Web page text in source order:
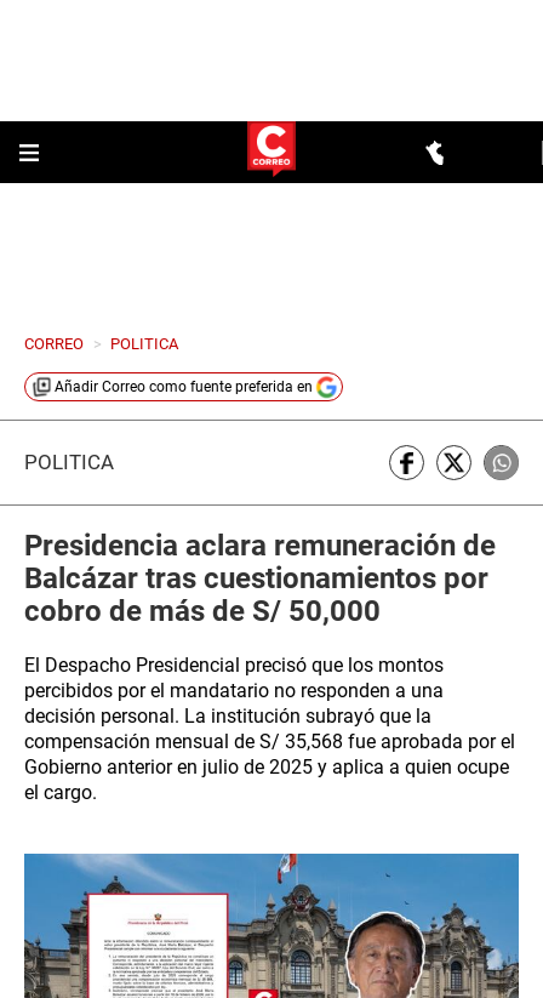
CORREO > POLITICA
Añadir Correo como fuente preferida en
POLÍTICA
Presidencia aclara remuneración de
Balcázar tras cuestionamientos por
cobro de más de S/ 50,000
El Despacho Presidencial precisó que los montos
percibidos por el mandatario no responden a una
decisión personal. La institución subrayó que la
compensación mensual de S/ 35,568 fue aprobada por el
Gobierno anterior en julio de 2025 y aplica a quien ocupe
el cargo.